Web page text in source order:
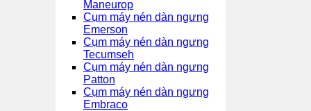
Maneurop
Cụm máy nén dàn ngưng
Emerson
Cụm máy nén dàn ngưng
Tecumseh
Cụm máy nén dàn ngưng
Patton
Cụm máy nén dàn ngưng
Embraco